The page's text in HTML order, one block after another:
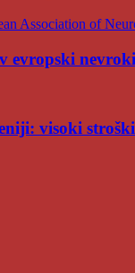
evropski
visoki